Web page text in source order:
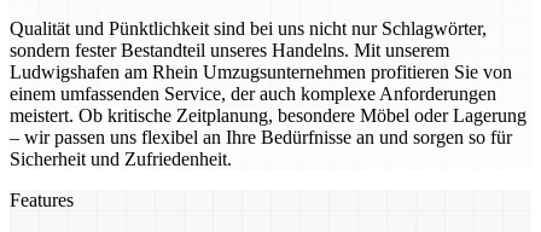
Qualität und Pünktlichkeit sind bei uns nicht nur Schlagwörter,
sondern fester Bestandteil unseres Handelns. Mit unserem
Ludwigshafen am Rhein Umzugsunternehmen profitieren Sie von
einem umfassenden Service, der auch komplexe Anforderungen
meistert. Ob kritische Zeitplanung, besondere Möbel oder Lagerung
– wir passen uns flexibel an Ihre Bedürfnisse an und sorgen so für
Sicherheit und Zufriedenheit.
Features